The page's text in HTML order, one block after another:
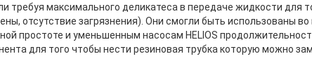
требуя максимального деликатеса в передаче жидкости для
отсутствие загрязнения). Они смогли быть использованы
простоте и уменьшенным насосам HELIOS
для того чтобы нести резиновая трубка которую можно